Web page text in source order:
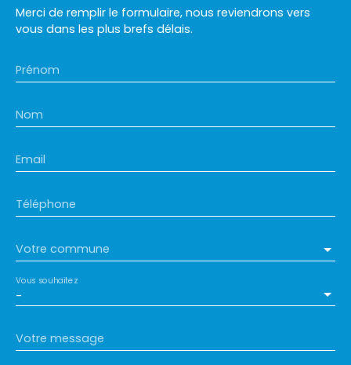
Merci de remplir le formulaire, nous reviendrons vers
vous dans les plus brefs délais.
Prénom
Nom
Email
Téléphone
Votre commune
-
Vous souhaitez
Votre message